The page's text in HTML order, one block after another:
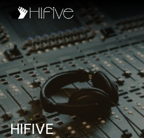
HIFIVE